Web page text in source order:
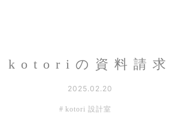
kotoriの資料請求
2025.02.20
kotori 設計室